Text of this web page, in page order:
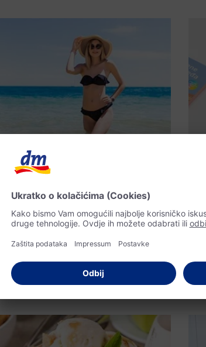
Bikini i sl. kostimi za
kupaći kostimi
sigurni tokom
menstruacije
Bezbrižni dani na plaži? Uz bikini i slične
proizvode za one dane u mjesecu to neće biti
problem. Objašnjavamo kako funkcionišu kupaći
kostimi sigurni tiokom mjesečnice i kako ih
o